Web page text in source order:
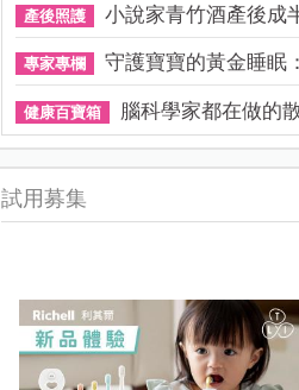
產後照護 小說家青竹酒產後成
專家專欄 守護寶寶的黃金睡眠
健康百寶箱 腦科學家都在做的散
試用募集